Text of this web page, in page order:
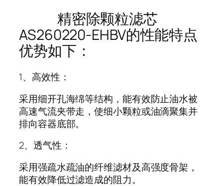
精密除颗粒滤芯
AS260220-EHBV的性能特点
优势如下：
1、高效性：
采用细开孔海绵等结构，能有效防止油水被
高速气流夹带走，使细小颗粒或油滴聚集并
排向容器底部。
2、透气性：
采用强疏水疏油的纤维滤材及高强度骨架，
能有效降低过滤造成的阻力。